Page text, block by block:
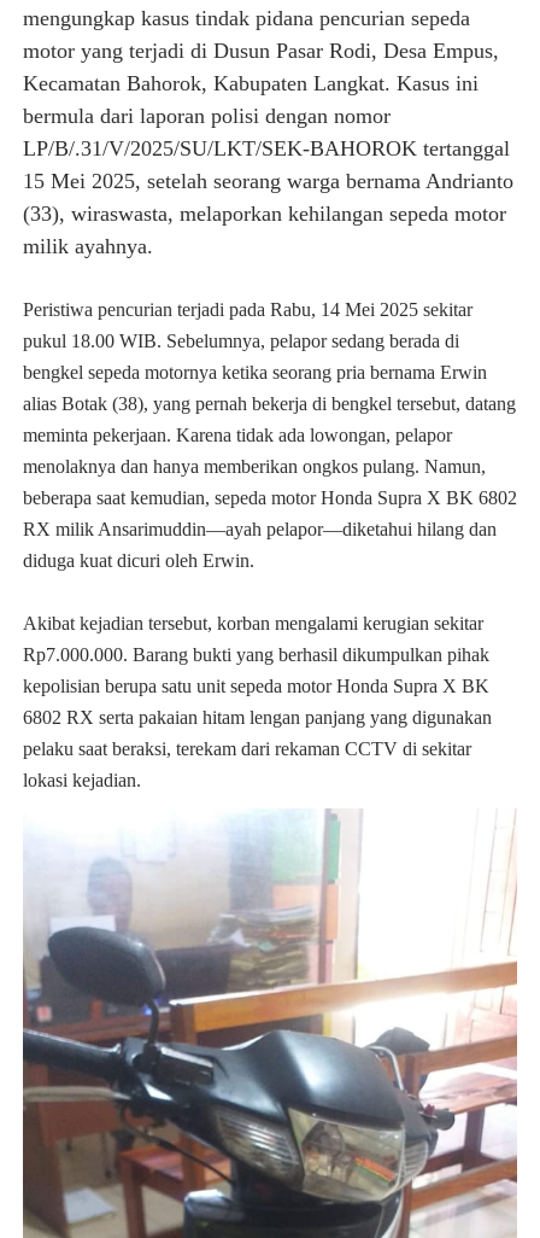
mengungkap kasus tindak pidana pencurian sepeda
motor yang terjadi di Dusun Pasar Rodi, Desa Empus,
Kecamatan Bahorok, Kabupaten Langkat. Kasus ini
bermula dari laporan polisi dengan nomor
LP/B/.31/V/2025/SU/LKT/SEK-BAHOROK tertanggal
15 Mei 2025, setelah seorang warga bernama Andrianto
(33), wiraswasta, melaporkan kehilangan sepeda motor
milik ayahnya.
Peristiwa pencurian terjadi pada Rabu, 14 Mei 2025 sekitar
pukul 18.00 WIB. Sebelumnya, pelapor sedang berada di
bengkel sepeda motornya ketika seorang pria bernama Erwin
alias Botak (38), yang pernah bekerja di bengkel tersebut, datang
meminta pekerjaan. Karena tidak ada lowongan, pelapor
menolaknya dan hanya memberikan ongkos pulang. Namun,
beberapa saat kemudian, sepeda motor Honda Supra X BK 6802
RX milik Ansarimuddin—ayah pelapor—diketahui hilang dan
diduga kuat dicuri oleh Erwin.
Akibat kejadian tersebut, korban mengalami kerugian sekitar
Rp7.000.000. Barang bukti yang berhasil dikumpulkan pihak
kepolisian berupa satu unit sepeda motor Honda Supra X BK
6802 RX serta pakaian hitam lengan panjang yang digunakan
pelaku saat beraksi, terekam dari rekaman CCTV di sekitar
lokasi kejadian.